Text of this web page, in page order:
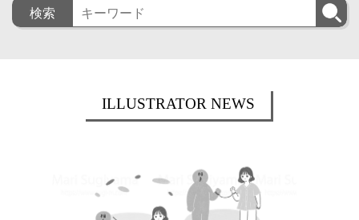
検索
ILLUSTRATOR NEWS